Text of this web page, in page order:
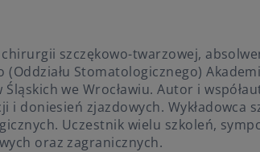
szczękowo-twarzowej,
(Oddziału Stomatologicznego)
Śląskich we Wrocławiu. Autor i
i doniesień zjazdowych. Wykładowca
Uczestnik wielu szkoleń,
oraz zagranicznych.